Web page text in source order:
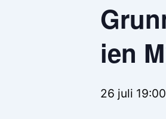
ien
26 juli 19:00